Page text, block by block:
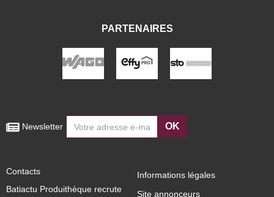
PARTENAIRES
Newsletter OK
Contacts
Batiactu Produithèque recrute
Informations légales
Site annonceurs